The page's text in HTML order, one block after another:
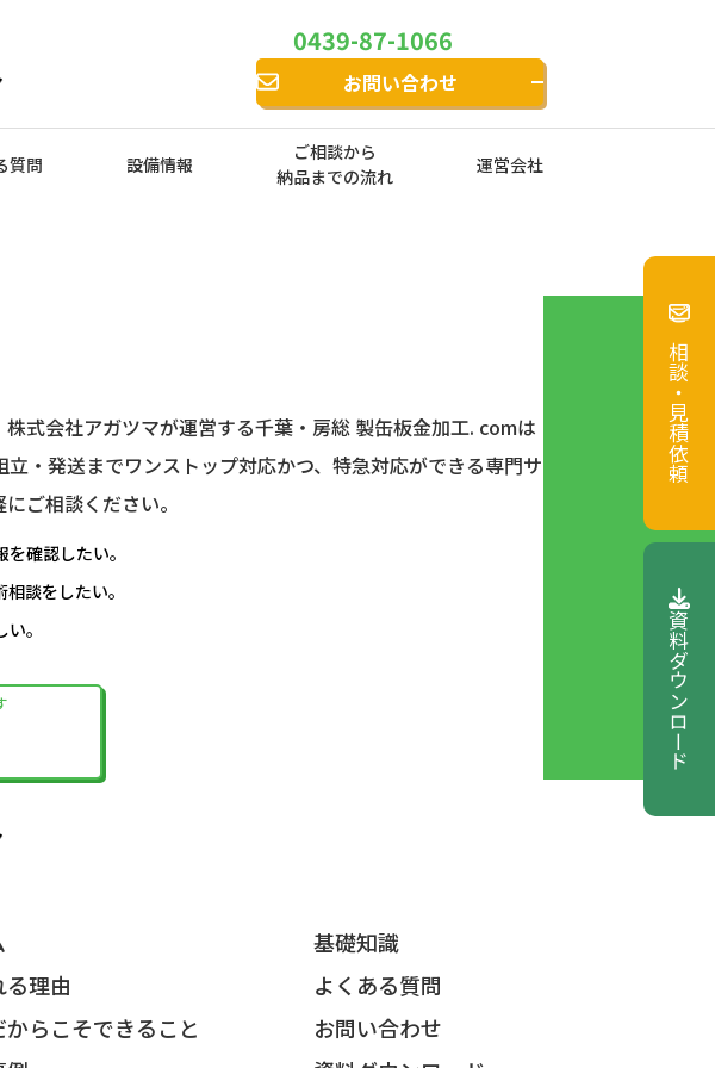
0439-87-1066
お問い合わせ
質問 設備情報
ご相談から
納品までの流れ
運営会社
ご相談・見積依頼
資料ダウンロード
式会社アガツマが運営する千葉・房総 製缶板金加工. comは
・発送までワンストップ対応かつ、特急対応ができる専⾨サ
ご相談ください。
確認したい。
談をしたい。
。
理由
からこそできること
基礎知識
よくある質問
お問い合わせ